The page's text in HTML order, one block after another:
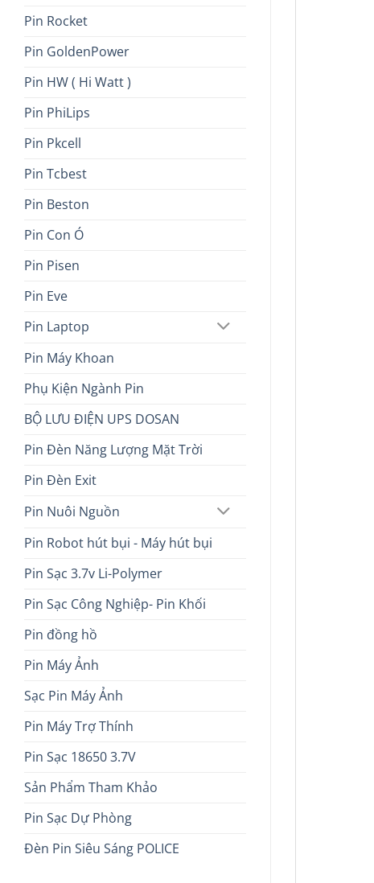
Pin Rocket
Pin GoldenPower
Pin HW ( Hi Watt )
Pin PhiLips
Pin Pkcell
Pin Tcbest
Pin Beston
Pin Con Ó
Pin Pisen
Pin Eve
Pin Laptop
Pin Máy Khoan
Phụ Kiện Ngành Pin
BỘ LƯU ĐIỆN UPS DOSAN
Pin Đèn Năng Lượng Mặt Trời
Pin Đèn Exit
Pin Nuôi Nguồn
Pin Robot hút bụi - Máy hút bụi
Pin Sạc 3.7v Li-Polymer
Pin Sạc Công Nghiệp- Pin Khối
Pin đồng hồ
Pin Máy Ảnh
Sạc Pin Máy Ảnh
Pin Máy Trợ Thính
Pin Sạc 18650 3.7V
Sản Phẩm Tham Khảo
Pin Sạc Dự Phòng
Đèn Pin Siêu Sáng POLICE